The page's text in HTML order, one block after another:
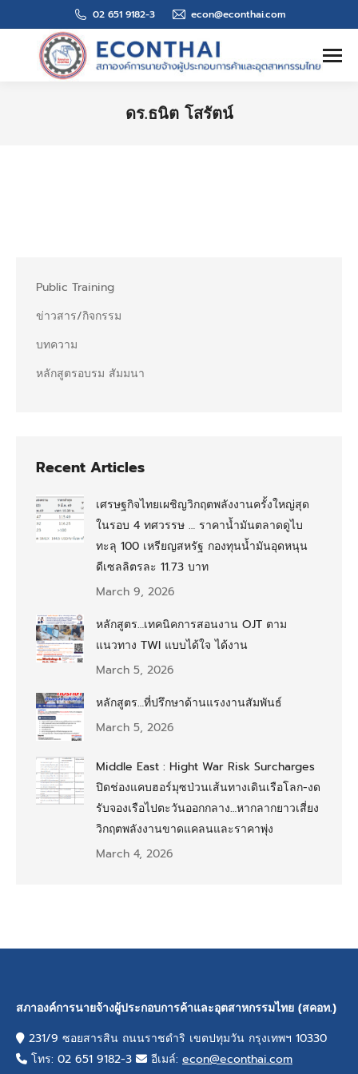
02 651 9182-3 econ@econthai.com
Search:
ดร.ธนิต โสรัตน์
Public Training
ข่าวสาร/กิจกรรม
บทความ
หลักสูตรอบรม สัมมนา
Recent Articles
เศรษฐกิจไทยเผชิญวิกฤตพลังงานครั้งใหญ่สุด
ในรอบ 4 ทศวรรษ … ราคาน้ำมันตลาดดูไบ
ทะลุ 100 เหรียญสหรัฐ กองทุนน้ำมันอุดหนุน
ดีเซลลิตรละ 11.73 บาท
March 9, 2026
หลักสูตร…เทคนิคการสอนงาน OJT ตาม
แนวทาง TWI แบบได้ใจ ได้งาน
March 5, 2026
หลักสูตร…ที่ปรึกษาด้านแรงงานสัมพันธ์
March 5, 2026
Middle East : Hight War Risk Surcharges
ปิดช่องแคบฮอร์มุซป่วนเส้นทางเดินเรือโลก-งด
รับจองเรือไปตะวันออกกลาง…หากลากยาวเสี่ยง
วิกฤตพลังงานขาดแคลนและราคาพุ่ง
March 4, 2026
สภาองค์การนายจ้างผู้ประกอบการค้าและอุตสาหกรรมไทย (สคอท.)
231/9 ซอยสารสิน ถนนราชดำริ เขตปทุมวัน กรุงเทพฯ 10330
โทร: 02 651 9182-3
อีเมล์: econ@econthai.com